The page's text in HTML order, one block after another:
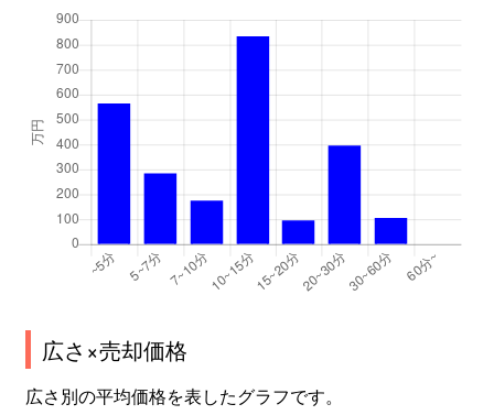
広さ×売却価格
広さ別の平均価格を表したグラフです。